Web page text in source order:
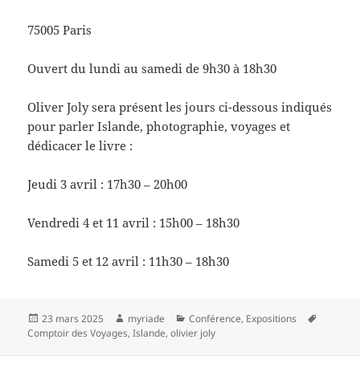
75005 Paris
Ouvert du lundi au samedi de 9h30 à 18h30
Oliver Joly sera présent les jours ci-dessous indiqués
pour parler Islande, photographie, voyages et
dédicacer le livre :
Jeudi 3 avril : 17h30 – 20h00
Vendredi 4 et 11 avril : 15h00 – 18h30
Samedi 5 et 12 avril : 11h30 – 18h30
Publié
le
23 mars 2025 Auteur
myriade Catégories
Conférence, Expositions
Comptoir des Voyages,Islande,olivier joly